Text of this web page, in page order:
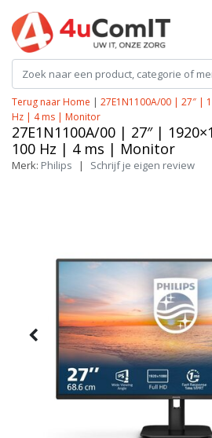
Terug naar Home | 27E1N1100A/00 | 27″ |
Hz | 4 ms | Monitor
27E1N1100A/00 | 27″ |
100 Hz | 4 ms | Monitor
Merk: Philips | Schrijf je eigen review